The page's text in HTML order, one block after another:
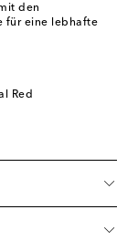
den
für eine lebhafte
Red